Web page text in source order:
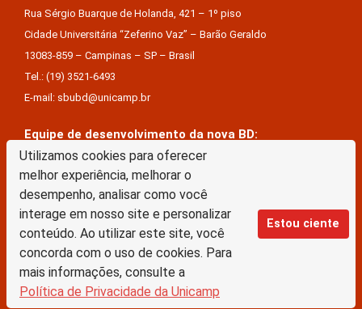
Utilizamos cookies para oferecer
melhor experiência, melhorar o
desempenho, analisar como você
interage em nosso site e personalizar
conteúdo. Ao utilizar este site, você
concorda com o uso de cookies. Para
mais informações, consulte a
Política de Privacidade da Unicamp
Estou ciente
Rua Sérgio Buarque de Holanda, 421 – 1º piso
Cidade Universitária “Zeferino Vaz” – Barão Geraldo
13083-859 – Campinas – SP – Brasil
Tel.: (19) 3521-6493
E-mail: sbubd@unicamp.br
Equipe de desenvolvimento da nova BD:
Keite Aparecida Duarte
Márcio Vinícius De Jesus Almeida
Saul Victor De Castro E Silva
A Biblioteca Digital da Unicamp está licenciado com uma Licença Creative Commons –
Atribuição Sem Derivações 4.0 Internacional